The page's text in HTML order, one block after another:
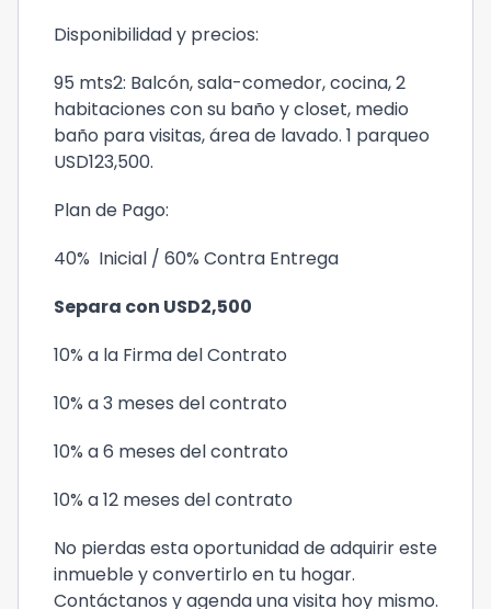
Disponibilidad y precios:
95 mts2: Balcón, sala-comedor, cocina, 2
habitaciones con su baño y closet, medio
baño para visitas, área de lavado. 1 parqueo
USD123,500.
Plan de Pago:
40% Inicial / 60% Contra Entrega
Separa con USD2,500
10% a la Firma del Contrato
10% a 3 meses del contrato
10% a 6 meses del contrato
10% a 12 meses del contrato
No pierdas esta oportunidad de adquirir este
inmueble y convertirlo en tu hogar.
Contáctanos y agenda una visita hoy mismo.